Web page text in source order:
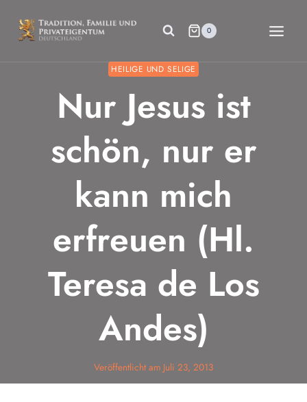
Inhalt
springen
0
HEILIGE UND SELIGE
Nur Jesus ist
schön, nur er
kann mich
erfreuen (Hl.
Teresa de Los
Andes)
Veröffentlicht am Juli 23, 2013